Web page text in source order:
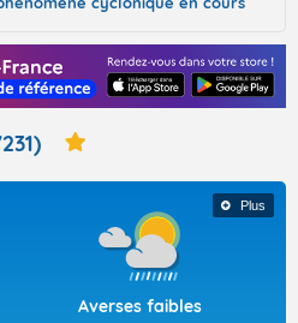
Articles
Plus
Averses faibles